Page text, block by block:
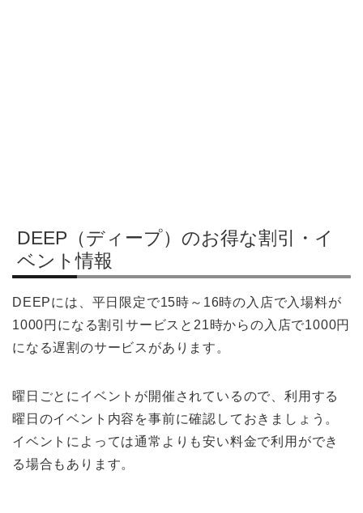
DEEP（ディープ）のお得な割引・イ
ベント情報
DEEPには、平日限定で15時～16時の入店で入場料が
1000円になる割引サービスと21時からの入店で1000円
になる遅割のサービスがあります。
曜日ごとにイベントが開催されているので、利用する
曜日のイベント内容を事前に確認しておきましょう。
イベントによっては通常よりも安い料金で利用ができ
る場合もあります。